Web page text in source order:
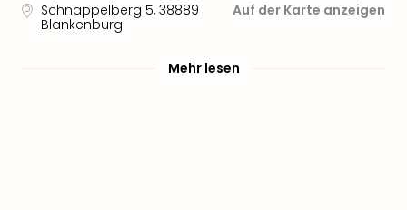
Schnappelberg 5, 38889
Blankenburg
Auf der Karte anzeigen
Mehr lesen